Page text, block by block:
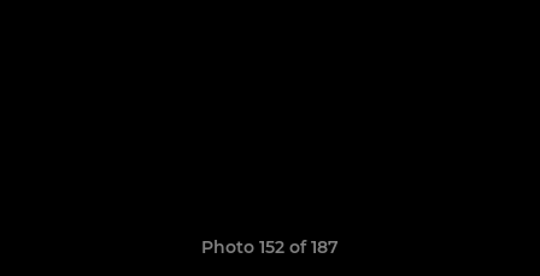
Photo 152 of 187